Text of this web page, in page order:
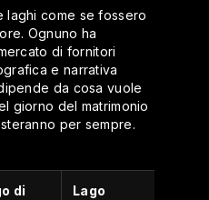
laghi come se fossero
Ognuno ha
di fornitori
e narrativa
da cosa vuole
giorno del matrimonio
per sempre.
di
Lago